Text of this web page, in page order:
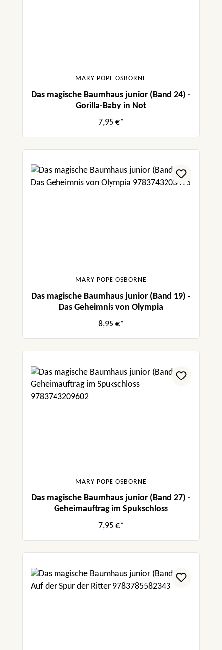
MARY POPE OSBORNE
Das magische Baumhaus junior (Band 24) -
Gorilla-Baby in Not
7,95 €*
MARY POPE OSBORNE
Das magische Baumhaus junior (Band 19) -
Das Geheimnis von Olympia
8,95 €*
MARY POPE OSBORNE
Das magische Baumhaus junior (Band 27) -
Geheimauftrag im Spukschloss
7,95 €*